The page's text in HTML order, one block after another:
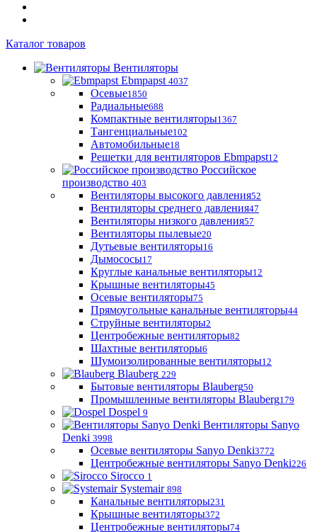
Каталог товаров
Вентиляторы
Ebmpapst 4037
Осевые1850
Радиальные688
Компактные вентиляторы1367
Тангенциальные102
Автомобильные18
Решетки для вентиляторов Ebmpapst12
Российское
производство 403
Вентиляторы высокого давления52
Вентиляторы среднего давления47
Вентиляторы низкого давления57
Вентиляторы пылевые20
Дутьевые вентиляторы16
Дымососы17
Круглые канальные вентиляторы12
Крышные вентиляторы45
Осевые вентиляторы75
Прямоугольные канальные вентиляторы44
Струйные вентиляторы2
Центробежные вентиляторы82
Шахтные вентиляторы6
Шумоизолированные вентиляторы12
Blauberg 229
Бытовые вентиляторы Blauberg50
Промышленные вентиляторы Blauberg179
Dospel 9
Вентиляторы Sanyo
Denki 3998
Осевые вентиляторы Sanyo Denki3772
Центробежные вентиляторы Sanyo Denki226
Sirocco 1
Systemair 898
Канальные вентиляторы231
Крышные вентиляторы372
Центробежные вентиляторы74